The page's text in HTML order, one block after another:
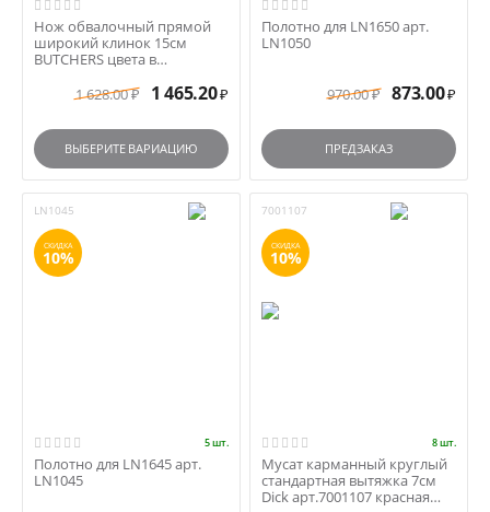
Нож обвалочный прямой
широкий клинок 15см
BUTCHERS цвета в
1 628.00 ₽ 1 465.20 ₽
ВЫБЕРИТЕ ВАРИАЦИЮ
Полотно для LN1650 арт.
LN1050
970.00 ₽ 873.00 ₽
ПРЕДЗАКАЗ
LN1045
СКИДКА
10%
5 шт.
Полотно для LN1645 арт.
LN1045
7001107
СКИДКА
10%
8 шт.
Мусат карманный круглый
стандартная вытяжка 7см
Dick арт.7001107 красная